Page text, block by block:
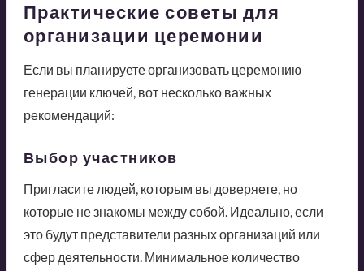
Практические советы для
организации церемонии
Если вы планируете организовать церемонию
генерации ключей, вот несколько важных
рекомендаций:
Выбор участников
Пригласите людей, которым вы доверяете, но
которые не знакомы между собой. Идеально, если
это будут представители разных организаций или
сфер деятельности. Минимальное количество